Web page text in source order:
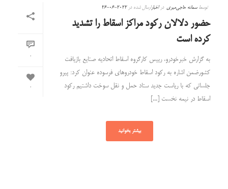
0
0
توسطسمانه حاجی‌میری دراخبارارسال شده در2022-06-26
حضور دلالان رکود مراکز اسقاط را تشدید
کرده است
به گزارش خبرخودرو، رییس کارگروه اسقاط اتحادیه صنایع بازیافت
کشورضمن اشاره به رکود اسقاط خودروهای فرسوده عنوان کرد: پیرو
جلساتی که با ریاست جدید ستاد حمل و نقل سوخت داشتیم رکود
اسقاط در نیمه نخست [...]
بیشتر بخوانید